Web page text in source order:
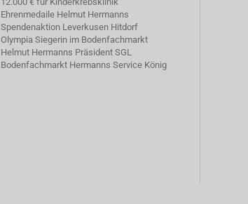
Ehrenmedaile Helmut Hermanns
Spendenaktion Leverkusen Hitdorf
Olympia Siegerin im Bodenfachmarkt
Helmut Hermanns Präsident SGL
Bodenfachmarkt Hermanns Service König